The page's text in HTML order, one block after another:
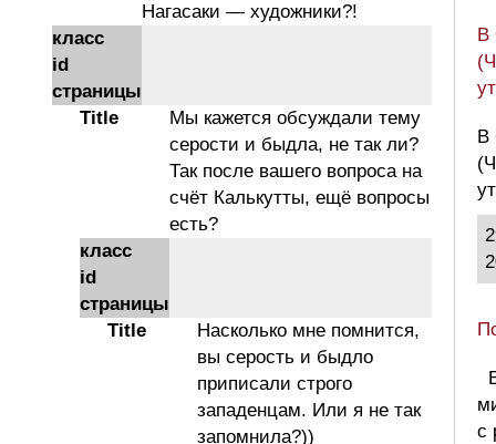
Нагасаки — художники?!
класс
id
страницы
Title
Мы кажется обсуждали тему
серости и быдла, не так ли?
Так после вашего вопроса на
счёт Калькутты, ещё вопросы
есть?
класс
id
страницы
Title
Насколько мне помнится,
вы серость и быдло
приписали строго
западенцам. Или я не так
запомнила?))
В
В
с